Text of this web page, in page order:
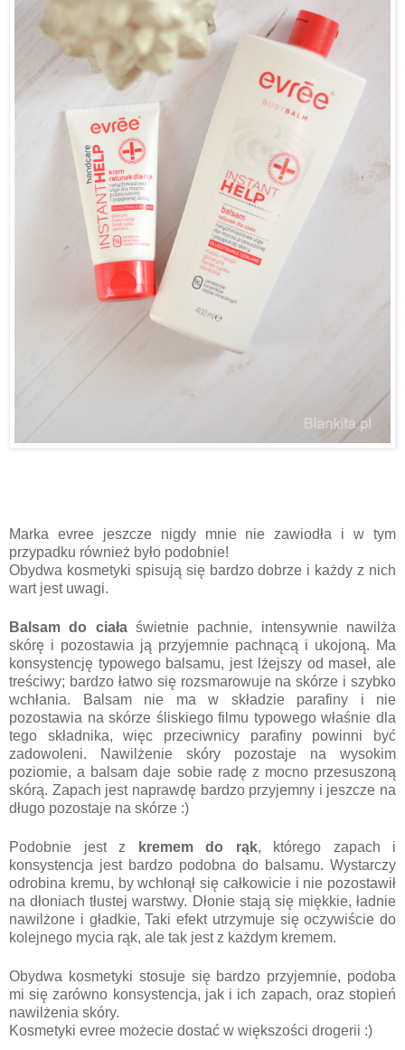
Marka evree jeszcze nigdy mnie nie zawiodła i w tym
przypadku również było podobnie!
Obydwa kosmetyki spisują się bardzo dobrze i każdy z nich
wart jest uwagi.
Balsam do ciałaświetnie pachnie, intensywnie nawilża
skórę i pozostawia ją przyjemnie pachnącą i ukojoną. Ma
konsystencję typowego balsamu, jest lżejszy od maseł, ale
treściwy; bardzo łatwo się rozsmarowuje na skórze i szybko
wchłania. Balsam nie ma w składzie parafiny i nie
pozostawia na skórze śliskiego filmu typowego właśnie dla
tego składnika, więc przeciwnicy parafiny powinni być
zadowoleni. Nawilżenie skóry pozostaje na wysokim
poziomie, a balsam daje sobie radę z mocno przesuszoną
skórą. Zapach jest naprawdę bardzo przyjemny i jeszcze na
długo pozostaje na skórze :)
Podobnie jest z kremem do rąk, którego zapach i
konsystencja jest bardzo podobna do balsamu. Wystarczy
odrobina kremu, by wchłonął się całkowicie i nie pozostawił
na dłoniach tłustej warstwy. Dłonie stają się miękkie, ładnie
nawilżone i gładkie, Taki efekt utrzymuje się oczywiście do
kolejnego mycia rąk, ale tak jest z każdym kremem.
Obydwa kosmetyki stosuje się bardzo przyjemnie, podoba
mi się zarówno konsystencja, jak i ich zapach, oraz stopień
nawilżenia skóry.
Kosmetyki evree możecie dostać w większości drogerii :)